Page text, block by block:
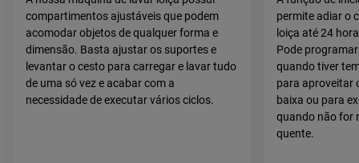
compartimentos ajustáveis que podem
acomodar objetos de qualquer forma e
dimensão. Basta ajustar os suportes e
levantar o cesto para carregar e lavar tudo
de uma só vez e acabar com a
necessidade de executar vários ciclos.
permite adiar o
loiça até 24
Pode
quando tiver
para aproveitar
baixa ou para
quando não for
quente.